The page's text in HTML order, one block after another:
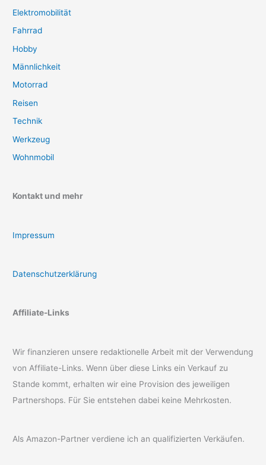
Elektromobilität
Fahrrad
Hobby
Männlichkeit
Motorrad
Reisen
Technik
Werkzeug
Wohnmobil
Kontakt und mehr
Impressum
Datenschutzerklärung
Affiliate-Links
Wir finanzieren unsere redaktionelle Arbeit mit der Verwendung
von Affiliate-Links. Wenn über diese Links ein Verkauf zu
Stande kommt, erhalten wir eine Provision des jeweiligen
Partnershops. Für Sie entstehen dabei keine Mehrkosten.
Als Amazon-Partner verdiene ich an qualifizierten Verkäufen.